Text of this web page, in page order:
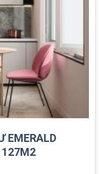
EMERALD
127M2